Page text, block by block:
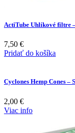
ActiTube Uhlíkové filtre
7,50 €
Pridať do košíka
Cyclones Hemp Cones –
2,00 €
Viac info